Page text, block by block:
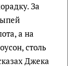
За
а на
столь
Джека